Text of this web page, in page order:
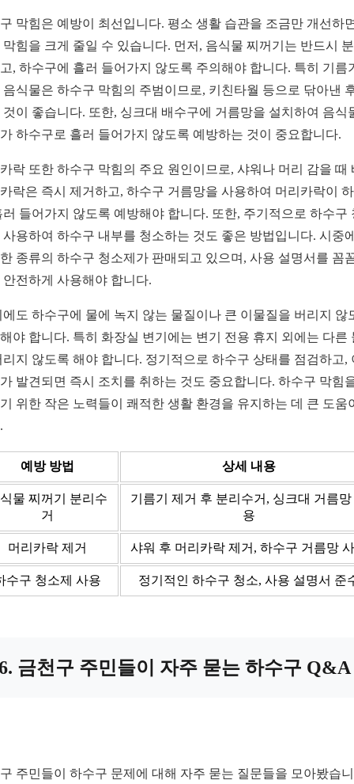
막힘은 예방이 최선입니다. 평소 생활 습관을 조금만 개선하
막힘을 크게 줄일 수 있습니다. 먼저, 음식물 찌꺼기는 반드시
, 하수구에 흘러 들어가지 않도록 주의해야 합니다. 특히 기름
음식물은 하수구 막힘의 주범이므로, 키친타월 등으로 닦아낸
것이 좋습니다. 또한, 싱크대 배수구에 거름망을 설치하여 음식
하수구로 흘러 들어가지 않도록 예방하는 것이 중요합니다.
락 또한 하수구 막힘의 주요 원인이므로, 샤워나 머리 감을 때
락은 즉시 제거하고, 하수구 거름망을 사용하여 머리카락이
러 들어가지 않도록 예방해야 합니다. 또한, 주기적으로 하수구
사용하여 하수구 내부를 청소하는 것도 좋은 방법입니다. 시중
종류의 하수구 청소제가 판매되고 있으며, 사용 설명서를 꼼
안전하게 사용해야 합니다.
에도 하수구에 물에 녹지 않는 물질이나 큰 이물질을 버리지 않
야 합니다. 특히 화장실 변기에는 변기 전용 휴지 외에는 다른
리지 않도록 해야 합니다. 정기적으로 하수구 상태를 점검하고,
발견되면 즉시 조치를 취하는 것도 중요합니다. 하수구 막힘
위한 작은 노력들이 쾌적한 생활 환경을 유지하는 데 큰 도움
예방 방법 상세 내용
물 찌꺼기 분리수
거
기름기 제거 후 분리수거, 싱크대 거름망
용
머리카락 제거 샤워 후 머리카락 제거, 하수구 거름망
수구 청소제 사용 정기적인 하수구 청소, 사용 설명서 준
금천구 주민들이 자주 묻는 하수구 Q&A
주민들이 하수구 문제에 대해 자주 묻는 질문들을 모아봤습